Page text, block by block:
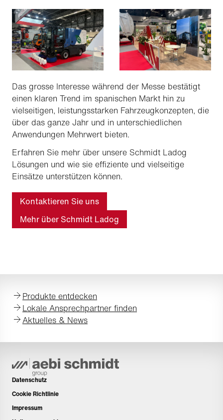
Das grosse Interesse während der Messe bestätigt
einen klaren Trend im spanischen Markt hin zu
vielseitigen, leistungsstarken Fahrzeugkonzepten, die
über das ganze Jahr und in unterschiedlichen
Anwendungen Mehrwert bieten.
Erfahren Sie mehr über unsere Schmidt Ladog
Lösungen und wie sie effiziente und vielseitige
Einsätze unterstützen können.
Kontaktieren Sie uns
Mehr über Schmidt Ladog
Produkte entdecken
Lokale Ansprechpartner finden
Aktuelles & News
Datenschutz
Cookie Richtlinie
Impressum